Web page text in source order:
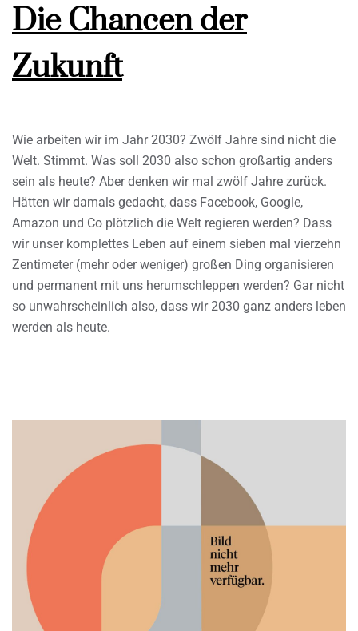
Die Chancen der
Zukunft
Wie arbeiten wir im Jahr 2030? Zwölf Jahre sind nicht die
Welt. Stimmt. Was soll 2030 also schon großartig anders
sein als heute? Aber denken wir mal zwölf Jahre zurück.
Hätten wir damals gedacht, dass Facebook, Google,
Amazon und Co plötzlich die Welt regieren werden? Dass
wir unser komplettes Leben auf einem sieben mal vierzehn
Zentimeter (mehr oder weniger) großen Ding organisieren
und permanent mit uns herumschleppen werden? Gar nicht
so unwahrscheinlich also, dass wir 2030 ganz anders leben
werden als heute.